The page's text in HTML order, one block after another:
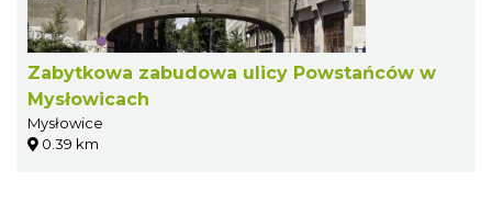
Zabytkowa zabudowa ulicy Powstańców w
Mysłowicach
Mysłowice
0.39 km